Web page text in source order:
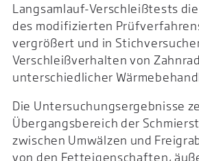
Langsamlauf-Verschleißtests
des modifizierten
vergrößert und in
Verschleißverhalten von
unterschiedlicher
Die Untersuchungsergebnisse
Übergangsbereich der
zwischen Umwälzen und
von den Fetteigenschaften,